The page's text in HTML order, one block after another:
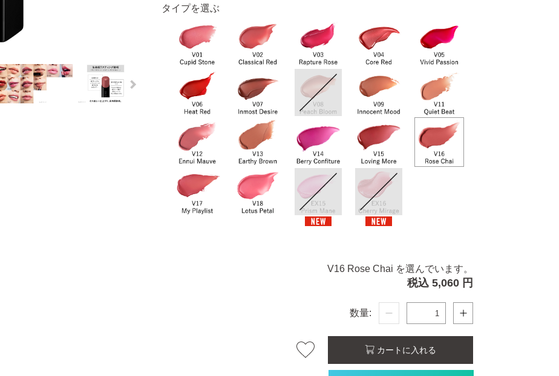
タイプを選ぶ
V16 Rose Chai を選んでいます。
税込 5,060 円
数量:
カートに入れる